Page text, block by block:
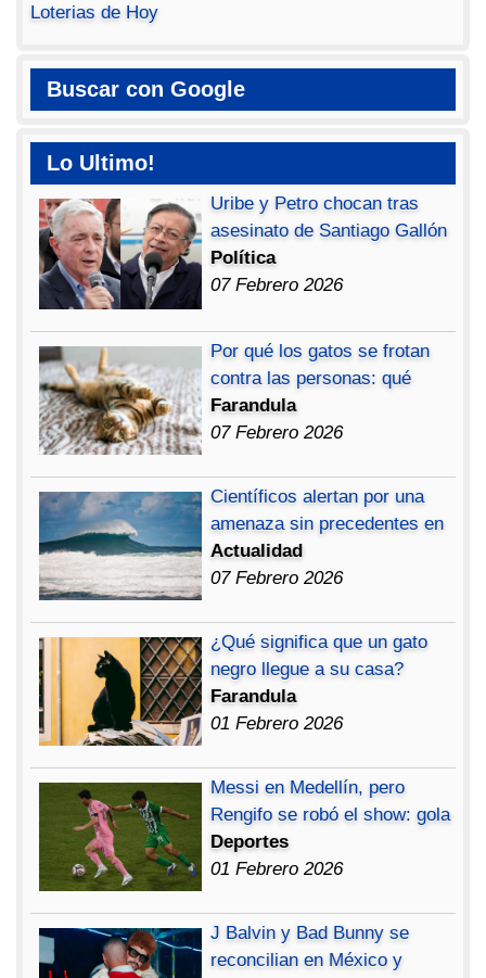
Loterias de Hoy
Buscar con Google
Lo Ultimo!
Uribe y Petro chocan tras
asesinato de Santiago Gallón
Política
07 Febrero 2026
Por qué los gatos se frotan
contra las personas: qué
Farandula
07 Febrero 2026
Científicos alertan por una
amenaza sin precedentes en
Actualidad
07 Febrero 2026
¿Qué significa que un gato
negro llegue a su casa?
Farandula
01 Febrero 2026
Messi en Medellín, pero
Rengifo se robó el show: gola
Deportes
01 Febrero 2026
J Balvin y Bad Bunny se
reconcilian en México y